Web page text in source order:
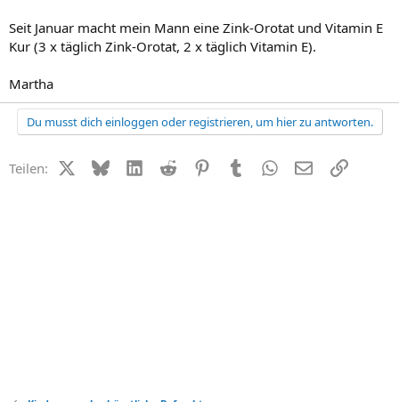
Seit Januar macht mein Mann eine Zink-Orotat und Vitamin E
Kur (3 x täglich Zink-Orotat, 2 x täglich Vitamin E).
Martha
Du musst dich einloggen oder registrieren, um hier zu antworten.
Teilen: X (Twitter)
BlueskyLinkedIn
Reddit PinterestTumblr WhatsApp
E-MailLink